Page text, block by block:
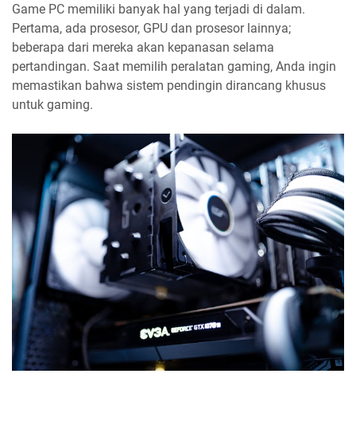
Game PC memiliki banyak hal yang terjadi di dalam.
Pertama, ada prosesor, GPU dan prosesor lainnya;
beberapa dari mereka akan kepanasan selama
pertandingan. Saat memilih peralatan gaming, Anda ingin
memastikan bahwa sistem pendingin dirancang khusus
untuk gaming.